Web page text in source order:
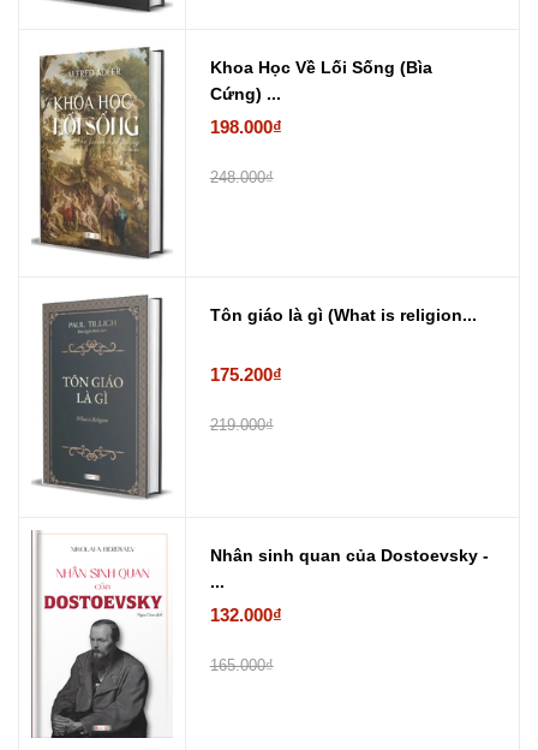
Khoa Học Về Lối Sống (Bìa
Cứng) ...
198.000₫
248.000₫
Tôn giáo là gì (What is religion...
175.200₫
219.000₫
Nhân sinh quan của Dostoevsky -
...
132.000₫
165.000₫